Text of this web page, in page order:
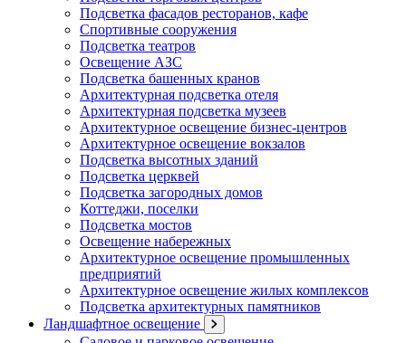
Подсветка фасадов ресторанов, кафе
Спортивные сооружения
Подсветка театров
Освещение АЗС
Подсветка башенных кранов
Архитектурная подсветка отеля
Архитектурная подсветка музеев
Архитектурное освещение бизнес-центров
Архитектурное освещение вокзалов
Подсветка высотных зданий
Подсветка церквей
Подсветка загородных домов
Коттеджи, поселки
Подсветка мостов
Освещение набережных
Архитектурное освещение промышленных
предприятий
Архитектурное освещение жилых комплексов
Подсветка архитектурных памятников
Ландшафтное освещение